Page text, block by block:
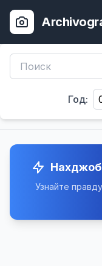
Год:
Узнайте